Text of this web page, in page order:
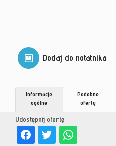
Dodaj do notatnika
Udostępnij ofertę
Informacje
ogólne
Podobne
oferty